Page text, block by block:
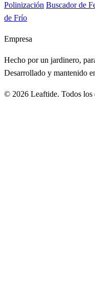
Polinización Buscador de
de Frío
Empresa
Hecho por un jardinero,
Desarrollado y mantenido
© 2026 Leaftide. Todos los